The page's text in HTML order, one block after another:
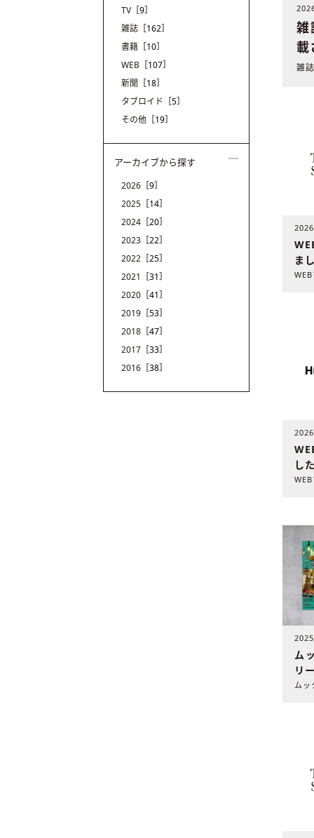
雑
載
ま
した
ム
リ
TV ［9］
雑誌 ［162］
書籍 ［10］
WEB ［107］
新聞 ［18］
タブロイド ［5］
その他 ［19］
アーカイブから探す
2026 ［9］
2025 ［14］
2024 ［20］
2023 ［22］
2022 ［25］
2021
［31］
2020 ［41］
2019 ［53］
2018 ［47］
2017 ［33］
2016 ［38］